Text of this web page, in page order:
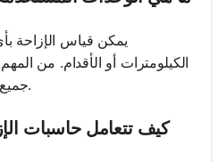
يمكن قياس الإزاحة
الكيلومترات أو الأقدام. من
جميع أنحاء الحساب لضمان الدقة.
كيف تتعامل حاسبات